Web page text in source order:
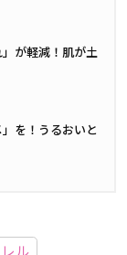
が軽減！肌が土
を！うるおいと
ル